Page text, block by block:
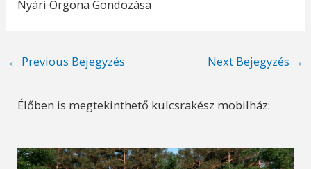
Nyári Orgona Gondozása
Post
← Previous Bejegyzés Next Bejegyzés →
Élőben is megtekinthető kulcsrakész mobilház: